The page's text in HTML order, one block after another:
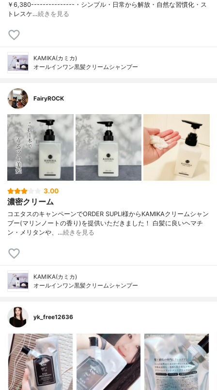
￥6,380---------------・シンプル・日常から解放・自然な習慣化・ス
トレスケ…続きを見る
KAMIKA(カミカ)
オールインワン黒髪クリームシャンプー
FairyROCK
3.00
濃密クリーム
コエタスのキャンペーンでORDER SUPLI様からKAMIKAクリームシャン
プー(マリンノートの香り)を提供いただきました！ 白髪に良いヘマチ
ン・メリタンや、…続きを見る
KAMIKA(カミカ)
オールインワン黒髪クリームシャンプー
yk_free12636